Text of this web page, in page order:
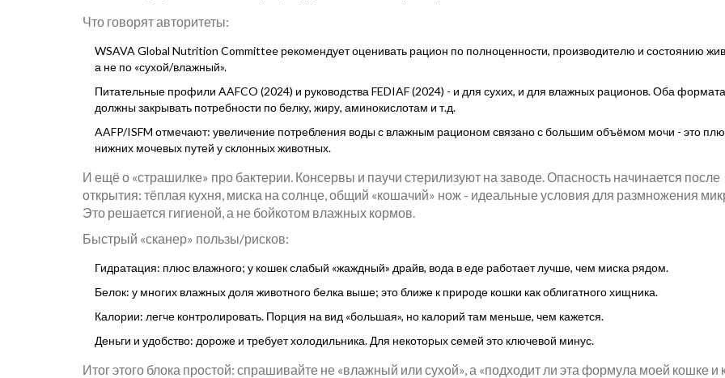
Что говорят авторитеты:
WSAVA Global Nutrition Committee рекомендует оценивать рацион по полноценности, производителю и состоянию
а не по «сухой/влажный».
Питательные профили AAFCO (2024) и руководства FEDIAF (2024) - и для сухих, и для влажных рационов. Оба формата
должны закрывать потребности по белку, жиру, аминокислотам и т.д.
AAFP/ISFM отмечают: увеличение потребления воды с влажным рационом связано с большим объёмом мочи - это
нижних мочевых путей у склонных животных.
И ещё о «страшилке» про бактерии. Консервы и паучи стерилизуют на заводе. Опасность начинается после
открытия: тёплая кухня, миска на солнце, общий «кошачий» нож - идеальные условия для размножения
Это решается гигиеной, а не бойкотом влажных кормов.
Быстрый «сканер» пользы/рисков:
Гидратация: плюс влажного; у кошек слабый «жаждный» драйв, вода в еде работает лучше, чем миска рядом.
Белок: у многих влажных доля животного белка выше; это ближе к природе кошки как облигатного хищника.
Калории: легче контролировать. Порция на вид «большая», но калорий там меньше, чем кажется.
Деньги и удобство: дороже и требует холодильника. Для некоторых семей это ключевой минус.
Итог этого блока простой: спрашивайте не «влажный или сухой», а «подходит ли эта формула моей кошке и